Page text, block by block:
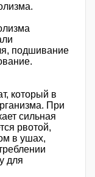
подшивание
который в
При
сильная
рвотой,
в ушах,
для